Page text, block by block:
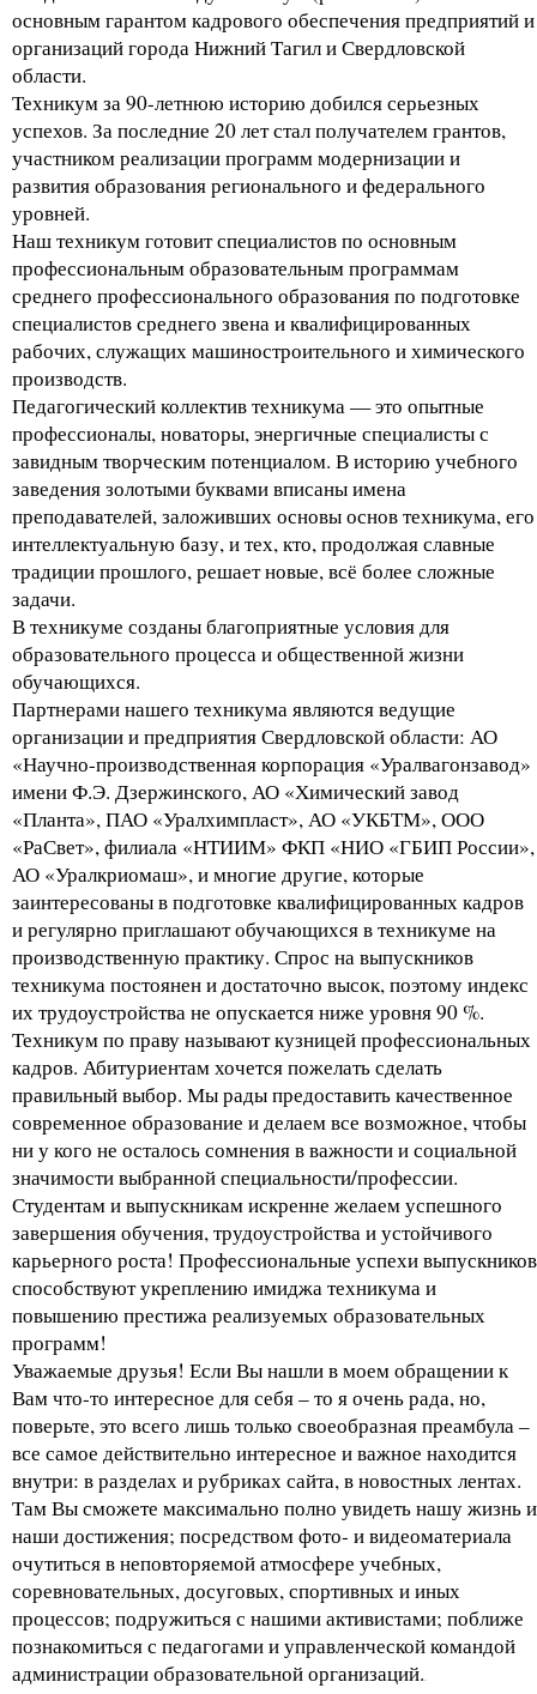
основным гарантом кадрового обеспечения предприятий и
организаций города Нижний Тагил и Свердловской
области.
Техникум за 90-летнюю историю добился серьезных
успехов. За последние 20 лет стал получателем грантов,
участником реализации программ модернизации и
развития образования регионального и федерального
уровней.
Наш техникум готовит специалистов по основным
профессиональным образовательным программам
среднего профессионального образования по подготовке
специалистов среднего звена и квалифицированных
рабочих, служащих машиностроительного и химического
производств.
Педагогический коллектив техникума — это опытные
профессионалы, новаторы, энергичные специалисты с
завидным творческим потенциалом. В историю учебного
заведения золотыми буквами вписаны имена
преподавателей, заложивших основы основ техникума, его
интеллектуальную базу, и тех, кто, продолжая славные
традиции прошлого, решает новые, всё более сложные
задачи.
В техникуме созданы благоприятные условия для
образовательного процесса и общественной жизни
обучающихся.
Партнерами нашего техникума являются ведущие
организации и предприятия Свердловской области: АО
«Научно-производственная корпорация «Уралвагонзавод»
имени Ф.Э. Дзержинского, АО «Химический завод
«Планта», ПАО «Уралхимпласт», АО «УКБТМ», ООО
«РаСвет», филиала «НТИИМ» ФКП «НИО «ГБИП России»,
АО «Уралкриомаш», и многие другие, которые
заинтересованы в подготовке квалифицированных кадров
и регулярно приглашают обучающихся в техникуме на
производственную практику. Спрос на выпускников
техникума постоянен и достаточно высок, поэтому индекс
их трудоустройства не опускается ниже уровня 90 %.
Техникум по праву называют кузницей профессиональных
кадров. Абитуриентам хочется пожелать сделать
правильный выбор. Мы рады предоставить качественное
современное образование и делаем все возможное, чтобы
ни у кого не осталось сомнения в важности и социальной
значимости выбранной специальности/профессии.
Студентам и выпускникам искренне желаем успешного
завершения обучения, трудоустройства и устойчивого
карьерного роста! Профессиональные успехи выпускников
способствуют укреплению имиджа техникума и
повышению престижа реализуемых образовательных
программ!
Уважаемые друзья! Если Вы нашли в моем обращении к
Вам что-то интересное для себя – то я очень рада, но,
поверьте, это всего лишь только своеобразная преамбула –
все самое действительно интересное и важное находится
внутри: в разделах и рубриках сайта, в новостных лентах.
Там Вы сможете максимально полно увидеть нашу жизнь и
наши достижения; посредством фото- и видеоматериала
очутиться в неповторяемой атмосфере учебных,
соревновательных, досуговых, спортивных и иных
процессов; подружиться с нашими активистами; поближе
познакомиться с педагогами и управленческой командой
администрации образовательной организаций.